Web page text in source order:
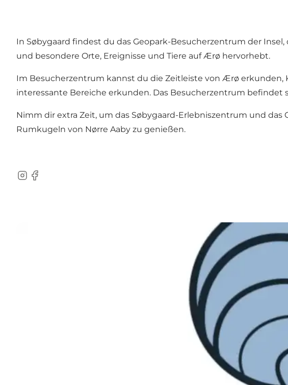
In Søbygaard findest du das Geopark-Besucherzentrum der
und besondere Orte, Ereignisse und Tiere auf Ærø hervorhebt.
Im Besucherzentrum kannst du die Zeitleiste von Ærø erkunden,
interessante Bereiche erkunden. Das Besucherzentrum
Nimm dir extra Zeit, um das Søbygaard-Erlebniszentrum und
Rumkugeln von Nørre Aaby zu genießen.
Instagram
Facebook